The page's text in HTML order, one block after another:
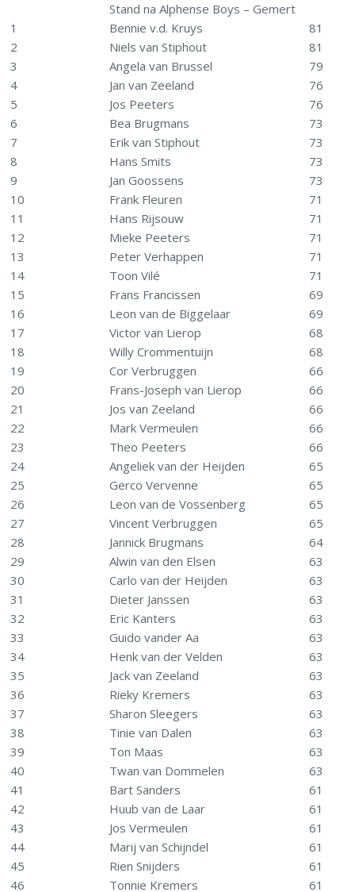
Stand na Alphense Boys – Gemert
1
Bennie v.d. Kruys
81
2
Niels van Stiphout
81
3
Angela van Brussel
79
4
Jan van Zeeland
76
5
Jos Peeters
76
6
Bea Brugmans
73
7
Erik van Stiphout
73
8
Hans Smits
73
9
Jan Goossens
73
10
Frank Fleuren
71
11
Hans Rijsouw
71
12
Mieke Peeters
71
13
Peter Verhappen
71
14
Toon Vilé
71
15
Frans Francissen
69
16
Leon van de Biggelaar
69
17
Victor van Lierop
68
18
Willy Crommentuijn
68
19
Cor Verbruggen
66
20
Frans-Joseph van Lierop
66
21
Jos van Zeeland
66
22
Mark Vermeulen
66
23
Theo Peeters
66
24
Angeliek van der Heijden
65
25
Gerco Vervenne
65
26
Leon van de Vossenberg
65
27
Vincent Verbruggen
65
28
Jannick Brugmans
64
29
Alwin van den Elsen
63
30
Carlo van der Heijden
63
31
Dieter Janssen
63
32
Eric Kanters
63
33
Guido vander Aa
63
34
Henk van der Velden
63
35
Jack van Zeeland
63
36
Rieky Kremers
63
37
Sharon Sleegers
63
38
Tinie van Dalen
63
39
Ton Maas
63
40
Twan van Dommelen
63
41
Bart Sanders
61
42
Huub van de Laar
61
43
Jos Vermeulen
61
44
Marij van Schijndel
61
45
Rien Snijders
61
46
Tonnie Kremers
61